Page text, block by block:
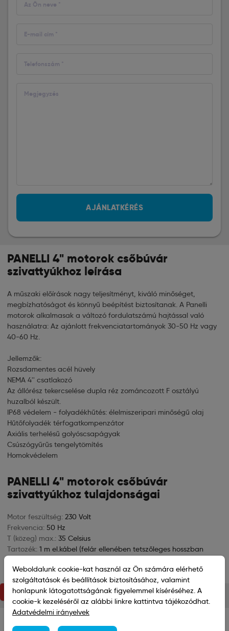
Weboldalunk cookie-kat használ az Ön számára elérhető
szolgáltatások és beállítások biztosításához, valamint
honlapunk látogatottságának figyelemmel kíséréséhez. A
cookie-k kezeléséről az alábbi linkre kattintva tájékozódhat.
Adatvédelmi irányelvek
Az Ön neve *
E-mail cím *
Telefonszám *
Megjegyzés
AJÁNLATKÉRÉS
PANELLI 4" motorok csőbúvár
szivattyúkhoz leírása
A műszaki előírások nagy teljesítményt, kiváló minőséget,
megbízhatóságot és könnyű beépítést biztosítanak. A Panelli
motorok alkalmasak a változó fordulatszámú hajtással való
használatra: Az ajánlott frekvenciatartományok 30-50 Hz vagy
40-60 Hz.
Jellemzők:
Rozsdamentes acél hüvely
NEMA 4'' csatlakozó
Az állórész tekercselése dupla réz zománcozott F osztályú
huzalból készült.
IP68 védelem - folyadékhűtés: élelmiszeripari minőségű olaj
Hűtőfolyadék térfogatkompenzátor
Axiális terhelésű golyóscsapágyak
Csúszógyűrűs tengelytömítés
Homokvédelem
PANELLI 4" motorok csőbúvár
szivattyúkhoz tulajdonságai
Motor feszültség: 230 Volt
Frekvencia: 50 Hz
T (közeg) max.: 35 Celsius
Tartozék: 1 m el.kábel (felár ellenében tetszőleges hosszban
Szigetelési osztály: IP68
PANELLI 4" csőbúvár szivattyú motorok PDF katalógus
PANELLI 4" motorok csőbúvár